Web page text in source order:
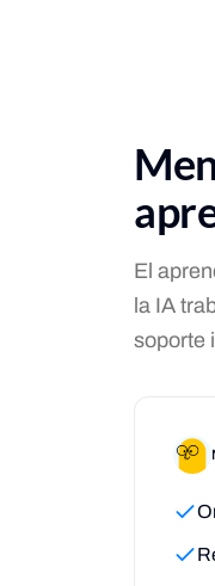
El
la IA
soporte